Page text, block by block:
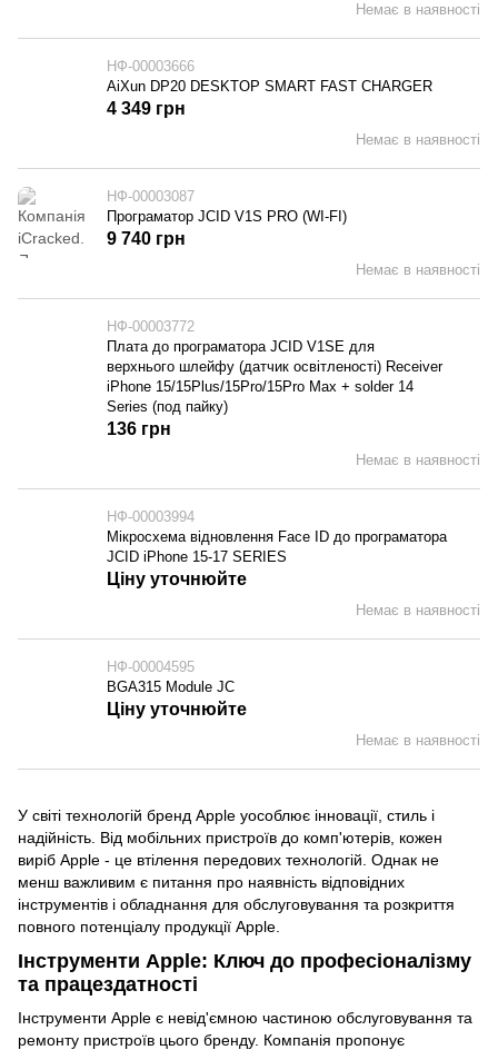
Немає в наявності
НФ-00003666
AiXun DP20 DESKTOP SMART FAST CHARGER
Немає в наявності
4 349 грн
НФ-00003087
Програматор JCID V1S PRO (WI-FI)
Немає в наявності
9 740 грн
НФ-00003772
Плата до програматора JCID V1SE для
верхнього шлейфу (датчик освітленості) Receiver
iPhone 15/15Plus/15Pro/15Pro Max + solder 14
Series (под пайку)
Немає в наявності
136 грн
НФ-00003994
Мікросхема відновлення Face ID до програматора
JCID iPhone 15-17 SERIES
Немає в наявності
Ціну уточнюйте
НФ-00004595
BGA315 Module JC
Немає в наявності
Ціну уточнюйте
У світі технологій бренд Apple уособлює інновації, стиль і
надійність. Від мобільних пристроїв до комп'ютерів, кожен
виріб Apple - це втілення передових технологій. Однак не
менш важливим є питання про наявність відповідних
інструментів і обладнання для обслуговування та розкриття
повного потенціалу продукції Apple.
Інструменти Apple: Ключ до професіоналізму
та працездатності
Інструменти Apple є невід'ємною частиною обслуговування та
ремонту пристроїв цього бренду. Компанія пропонує